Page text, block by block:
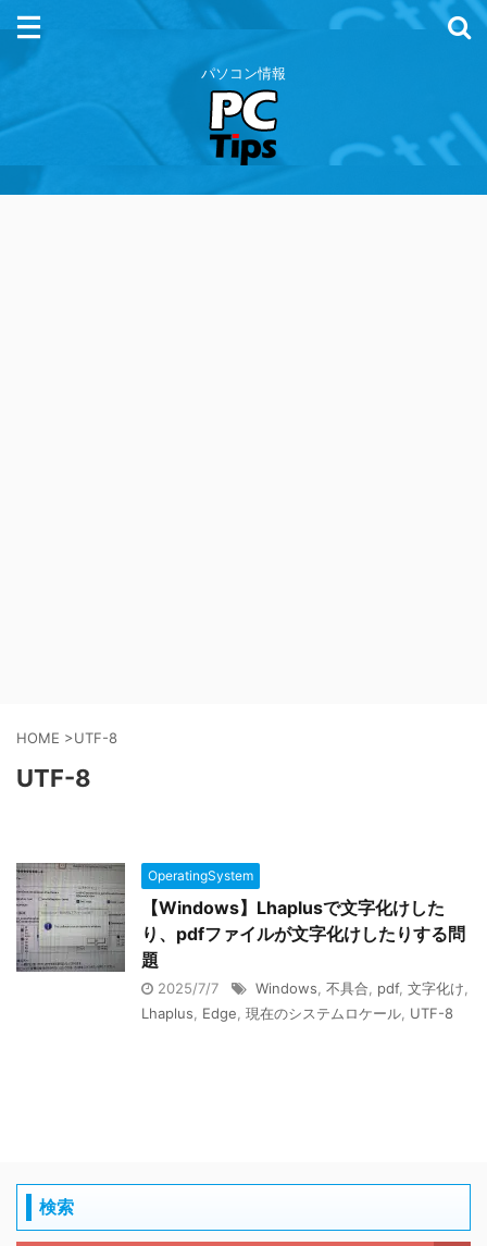
パソコン情報
HOME >UTF-8
UTF-8
OperatingSystem
【Windows】Lhaplusで文字化けした
り、pdfファイルが文字化けしたりする問
題
2025/7/7 Windows 不具合 pdf, 文字化け
Lhaplus
Edge 現在のシステムロケール UTF-8
検索